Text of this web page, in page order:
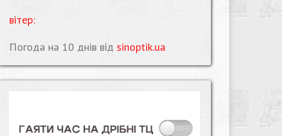
вітер:
Погода на 10 днів від sinoptik.ua